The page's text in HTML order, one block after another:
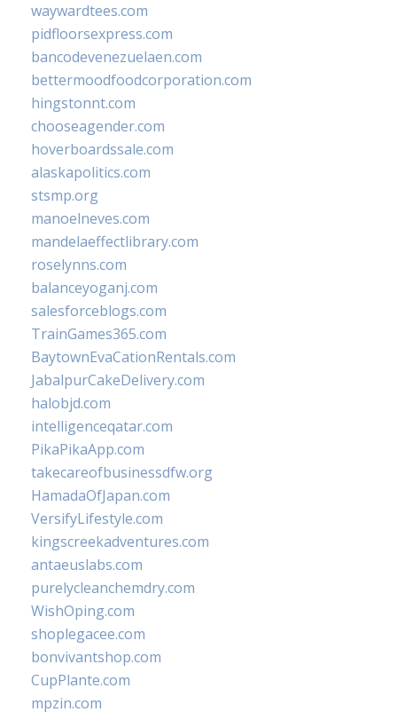
waywardtees.com
pidfloorsexpress.com
bancodevenezuelaen.com
bettermoodfoodcorporation.com
hingstonnt.com
chooseagender.com
hoverboardssale.com
alaskapolitics.com
stsmp.org
manoelneves.com
mandelaeffectlibrary.com
roselynns.com
balanceyoganj.com
salesforceblogs.com
TrainGames365.com
BaytownEvaCationRentals.com
JabalpurCakeDelivery.com
halobjd.com
intelligenceqatar.com
PikaPikaApp.com
takecareofbusinessdfw.org
HamadaOfJapan.com
VersifyLifestyle.com
kingscreekadventures.com
antaeuslabs.com
purelycleanchemdry.com
WishOping.com
shoplegacee.com
bonvivantshop.com
CupPlante.com
mpzin.com